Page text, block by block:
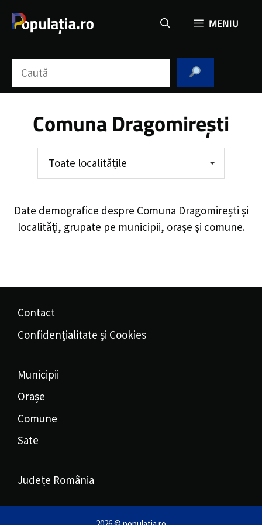
MENIU
Comuna Dragomirești
Toate localitățile
Date demografice despre Comuna Dragomirești și
localități, grupate pe municipii, orașe și comune.
Contact
Confidențialitate și Cookies
Municipii
Orașe
Comune
Sate
Județe România